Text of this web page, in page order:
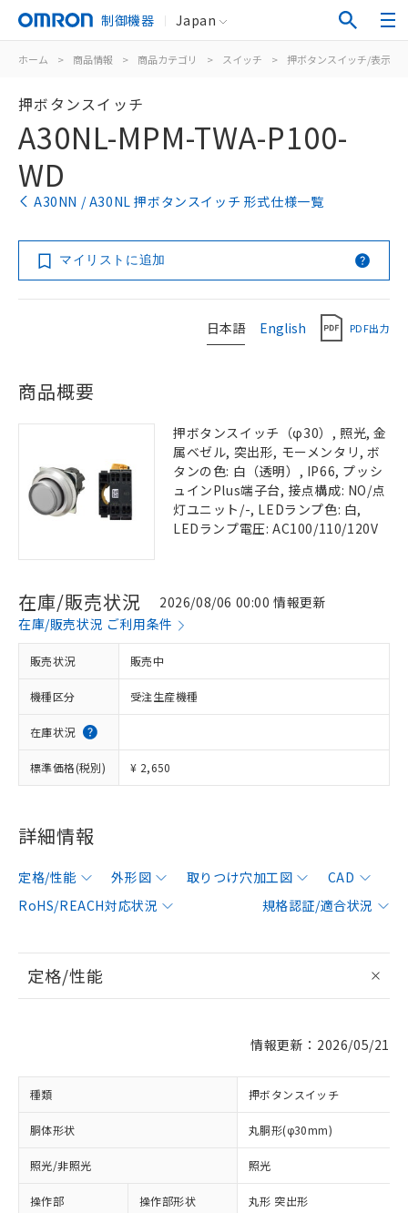
制御機器 Japan
ホーム > 商品情報 > 商品カテゴリ > スイッチ > 押ボタンスイッチ/表示灯
押ボタンスイッチ
A30NL-MPM-TWA-P100-
WD
A30NN / A30NL 押ボタンスイッチ 形式仕様一覧
マイリストに追加
日本語 English PDF出力
商品概要
押ボタンスイッチ（φ30）, 照光, 金
属ベゼル, 突出形, モーメンタリ, ボ
タンの色: 白（透明）, IP66, プッシ
ュインPlus端子台, 接点構成: NO/点
灯ユニット/-, LEDランプ色: 白,
LEDランプ電圧: AC100/110/120V
在庫/販売状況
2026/08/06 00:00 情報更新
在庫/販売状況 ご利用条件
販売状況 販売中
機種区分 受注生産機種
在庫状況
標準価格(税別) ¥ 2,650
詳細情報
定格/性能 外形図 取りつけ穴加工図
CAD
RoHS/REACH対応状況
規格認証/適合状況
定格/性能
情報更新：2026/05/21
種類 押ボタンスイッチ
胴体形状 丸胴形(φ30mm)
照光/非照光 照光
操作部 操作部形状 丸形 突出形